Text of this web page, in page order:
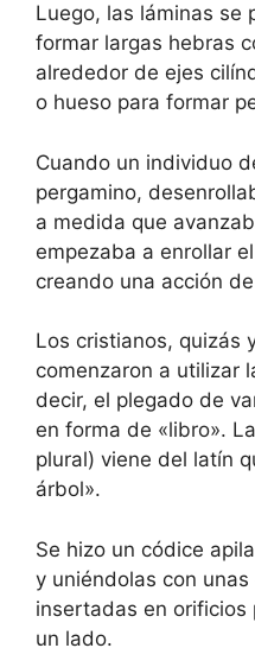
Luego, las láminas se
formar largas hebras
alrededor de ejes
o hueso para formar
Cuando un individuo
pergamino,
a medida que
empezaba a enrollar
creando una acción
Los cristianos, quizás
comenzaron a utilizar
decir, el plegado de
en forma de «libro».
plural) viene del latín
árbol».
Se hizo un códice
y uniéndolas con
insertadas en
un lado.